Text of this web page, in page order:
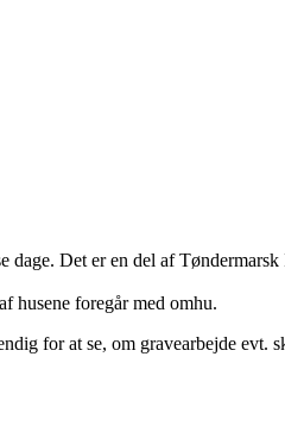
Det er en del af
husene foregår med omhu.
for at se, om gravearbejde evt.